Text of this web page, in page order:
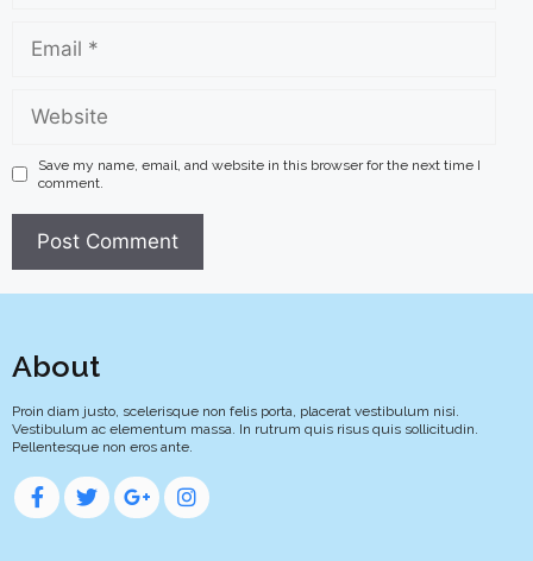
Save my name, email, and website in this browser for the next time I
comment.
About
Proin diam justo, scelerisque non felis porta, placerat vestibulum nisi.
Vestibulum ac elementum massa. In rutrum quis risus quis sollicitudin.
Pellentesque non eros ante.